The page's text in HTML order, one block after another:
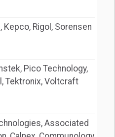
Kepco, Rigol, Sorensen
Pico Technology,
Tektronix, Voltcraft
Associated